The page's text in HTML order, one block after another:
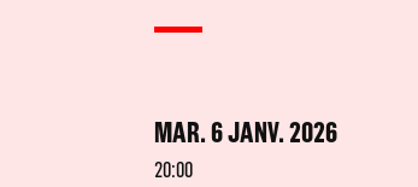
MAR. 6 JANV. 2026
20:00